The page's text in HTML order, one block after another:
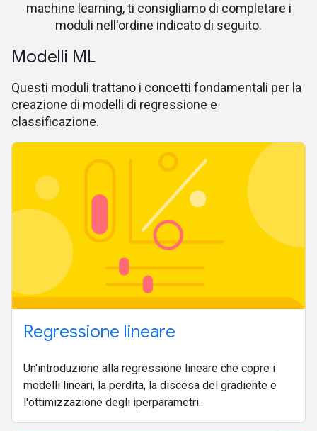
machine learning, ti consigliamo di completare i
moduli nell'ordine indicato di seguito.
Modelli ML
Questi moduli trattano i concetti fondamentali per la
creazione di modelli di regressione e
classificazione.
Regressione lineare
Un'introduzione alla regressione lineare che copre i
modelli lineari, la perdita, la discesa del gradiente e
l'ottimizzazione degli iperparametri.